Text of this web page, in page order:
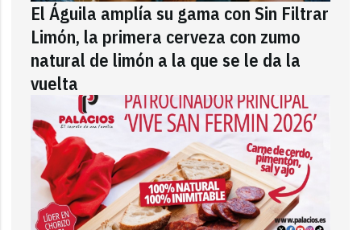
El Águila amplía su gama con Sin Filtrar
Limón, la primera cerveza con zumo
natural de limón a la que se le da la
vuelta